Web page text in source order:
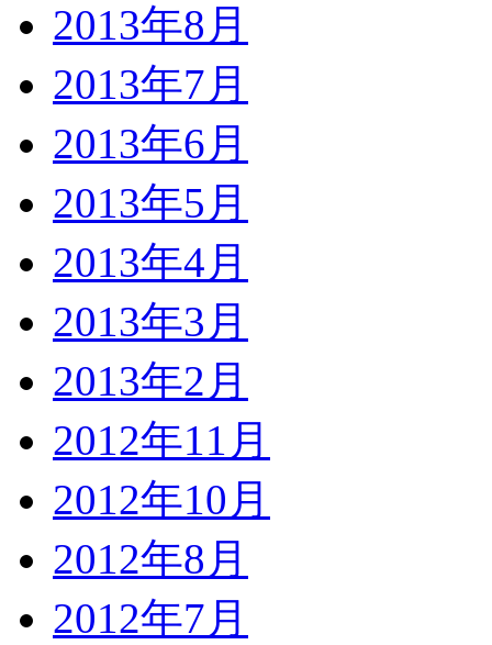
2013年8月
2013年7月
2013年6月
2013年5月
2013年4月
2013年3月
2013年2月
2012年11月
2012年10月
2012年8月
2012年7月